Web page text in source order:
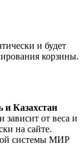
и будет
корзины.
и Казахстан
от веса и
на сайте.
системы МИР